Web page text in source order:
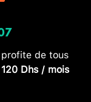
de tous
120 Dhs / mois